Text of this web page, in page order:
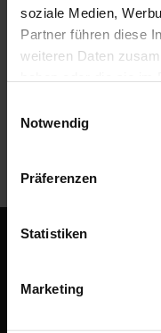
soziale Medien,
Partner führen diese
weiteren Daten
Notwendig
Präferenzen
Statistiken
Marketing